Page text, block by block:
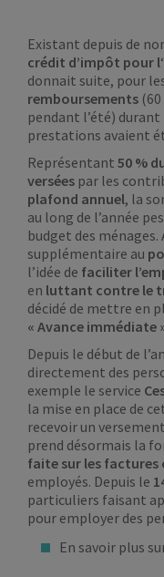
Existant depuis de
crédit d’impôt pour l‘
donnait suite, pour
remboursements
pendant l’été) durant
prestations avaient
Représentant 50 %
versées par les
plafond annuel, la
au long de l’année
budget des
supplémentaire au
l’idée de faciliter
en luttant contre le
décidé de mettre en
« Avance immédiate
Depuis le début de
directement des
exemple le service
la mise en place de
recevoir un
prend désormais la
faite sur les factures
employés. Depuis le
particuliers faisant
pour employer des
En savoir plus